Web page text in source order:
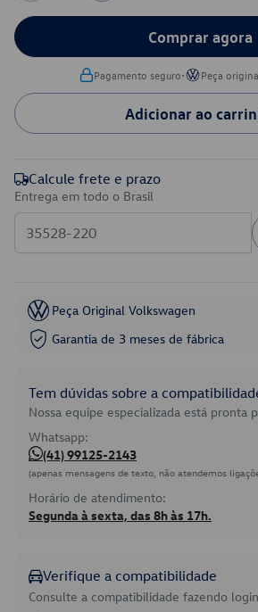
Comprar agora
Pagamento seguro• Peça
Adicionar ao
Calcule frete e prazo
Entrega em todo o Brasil
Peça Original Volkswagen
Garantia de 3 meses de fábrica
Tem dúvidas sobre a
Nossa equipe especializada está pronta
Whatsapp:
(41) 99125-2143
(apenas mensagens de texto, não atendemos
Horário de atendimento:
Segunda à sexta, das 8h às 17h.
Verifique a compatibilidade
Consulte a compatibilidade fazendo